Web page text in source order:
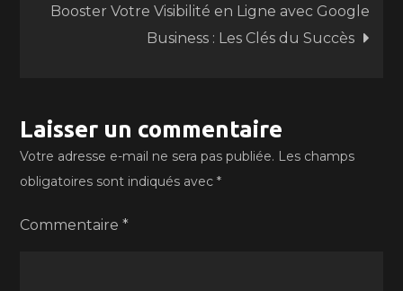
l’article
Booster Votre Visibilité en Ligne avec Google
Business : Les Clés du Succès
Laisser un commentaire
Votre adresse e-mail ne sera pas publiée. Les champs
obligatoires sont indiqués avec*
Commentaire*